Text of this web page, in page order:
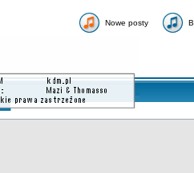
Nowe posty